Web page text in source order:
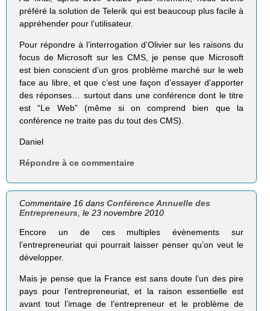
préféré la solution de Telerik qui est beaucoup plus facile à
appréhender pour l’utilisateur.
Pour répondre à l’interrogation d’Olivier sur les raisons du
focus de Microsoft sur les CMS, je pense que Microsoft
est bien conscient d’un gros problème marché sur le web
face au libre, et que c’est une façon d’essayer d’apporter
des réponses… surtout dans une conférence dont le titre
est “Le Web” (même si on comprend bien que la
conférence ne traite pas du tout des CMS).
Daniel
Répondre à ce commentaire
Commentaire 16 dansConférence Annuelle des
Entrepreneurs, le 23 novembre 2010
Encore un de ces multiples évènements sur
l’entrepreneuriat qui pourrait laisser penser qu’on veut le
développer.
Mais je pense que la France est sans doute l’un des pire
pays pour l’entrepreneuriat, et la raison essentielle est
avant tout l’image de l’entrepreneur et le problème de